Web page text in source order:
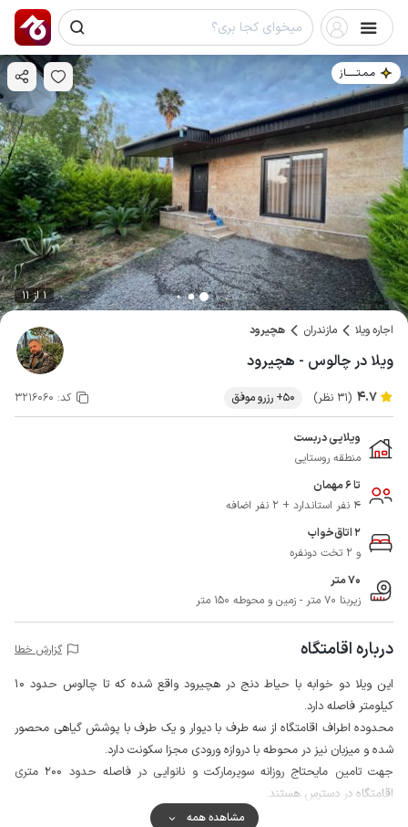
مـمـتــــــاز
1 از 11
اجاره ویلا مازندران هچیرود
ویلا در چالوس - هچیرود
4.7 (31 نظر) 50+ رزرو موفق کد: 3216060
ویلایی دربست
منطقه روستایی
تا 6 مهمان
4 نفر استاندارد + 2 نفر اضافه
2 اتاق‌خواب
و 2 تخت دونفره
70 متر
زیربنا 70 متر - زمین و محوطه 150 متر
درباره اقامتگاه گزارش خطا
این ویلا دو خوابه با حیاط دنج در هچیرود واقع شده که تا چالوس حدود 10
کیلومتر فاصله دارد.
محدوده اطراف اقامتگاه از سه طرف با دیوار و یک طرف با پوشش گیاهی محصور
شده و میزبان نیز در محوطه با دروازه ورودی مجزا سکونت دارد.
جهت تامین مایحتاج روزانه سوپرمارکت و نانوایی در فاصله حدود 200 متری
اقامتگاه در دسترس هستند.
کیفیت شبکه تلفن همراه برای دو اپراتور ایرانسل و همراه اول در مکالمه خوب و
مشاهده همه